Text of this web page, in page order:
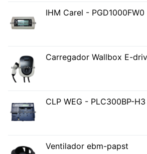
IHM Carel - PGD1000FW0
Carregador Wallbox E-
CLP WEG - PLC300BP-H3
Ventilador ebm-papst